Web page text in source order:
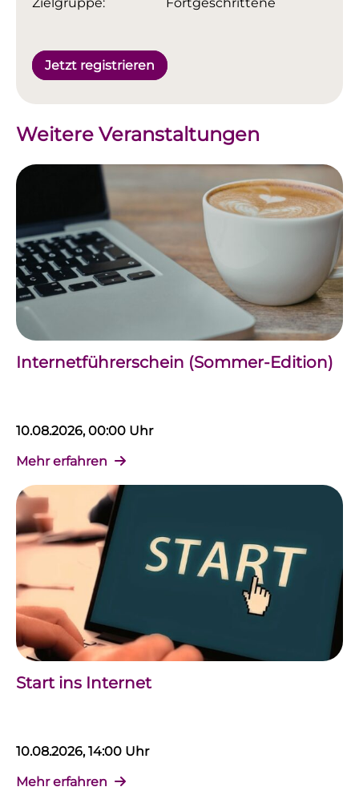
Jetzt registrieren
Weitere Veranstaltungen
Internetführerschein (Sommer-Edition)
10.08.2026, 00:00 Uhr
Mehr erfahren
Start ins Internet
10.08.2026, 14:00 Uhr
Mehr erfahren